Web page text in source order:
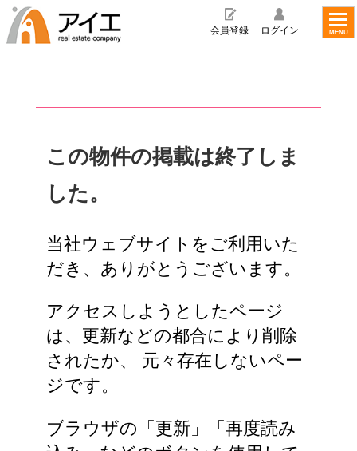
MENU
会員登録 ログイン
この物件の掲載は終了しま
した。
当社ウェブサイトをご利用いた
だき、ありがとうございます。
アクセスしようとしたページ
は、更新などの都合により削除
されたか、
元々存在しないペー
ジです。
ブラウザの「更新」「再度読み